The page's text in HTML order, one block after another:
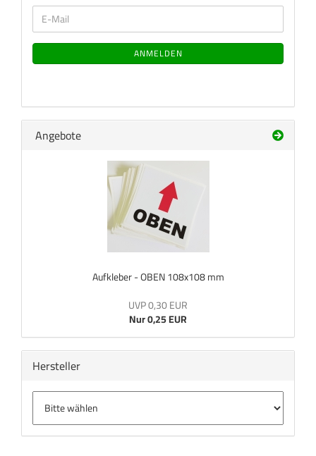
WEITER
ZUR
NEWSLETTER-
E-
Mail
ANMELDEN
Angebote
Aufkleber - OBEN 108x108 mm
UVP 0,30 EUR
Nur 0,25 EUR
Hersteller